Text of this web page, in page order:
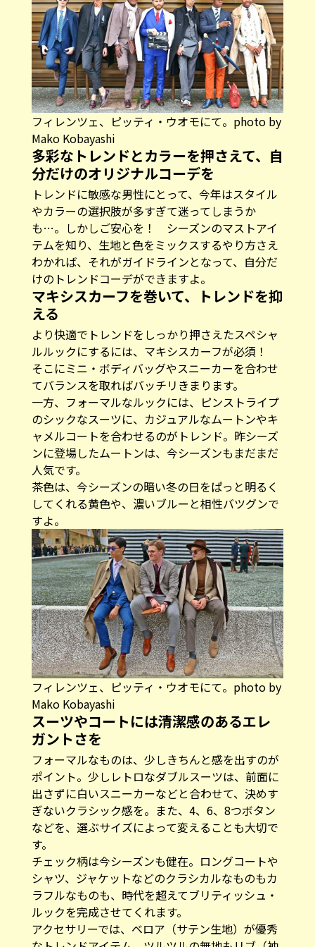
フィレンツェ、ピッティ・ウオモにて。photo by
Mako Kobayashi
多彩なトレンドとカラーを押さえて、自
分だけのオリジナルコーデを
トレンドに敏感な男性にとって、今年はスタイル
やカラーの選択肢が多すぎて迷ってしまうか
も…。しかしご安心を！ シーズンのマストアイ
テムを知り、生地と色をミックスするやり方さえ
わかれば、それがガイドラインとなって、自分だ
けのトレンドコーデができますよ。
マキシスカーフを巻いて、トレンドを抑
える
より快適でトレンドをしっかり押さえたスペシャ
ルルックにするには、マキシスカーフが必須！
そこにミニ・ボディバッグやスニーカーを合わせ
てバランスを取ればバッチリきまります。
一方、フォーマルなルックには、ピンストライプ
のシックなスーツに、カジュアルなムートンやキ
ャメルコートを合わせるのがトレンド。昨シーズ
ンに登場したムートンは、今シーズンもまだまだ
人気です。
茶色は、今シーズンの暗い冬の日をぱっと明るく
してくれる黄色や、濃いブルーと相性バツグンで
すよ。
フィレンツェ、ピッティ・ウオモにて。photo by
Mako Kobayashi
スーツやコートには清潔感のあるエレ
ガントさを
フォーマルなものは、少しきちんと感を出すのが
ポイント。少しレトロなダブルスーツは、前面に
出さずに白いスニーカーなどと合わせて、決めす
ぎないクラシック感を。また、4、6、8つボタン
などを、選ぶサイズによって変えることも大切で
す。
チェック柄は今シーズンも健在。ロングコートや
シャツ、ジャケットなどのクラシカルなものもカ
ラフルなものも、時代を超えてブリティッシュ・
ルックを完成させてくれます。
アクセサリーでは、ベロア（サテン生地）が優秀